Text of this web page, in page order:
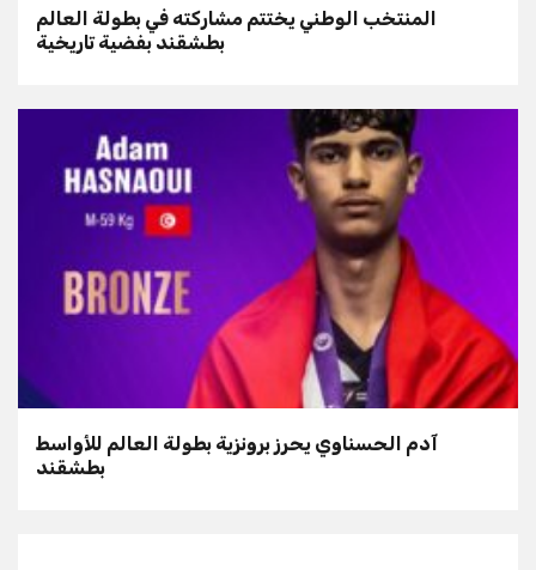
المنتخب الوطني يختتم مشاركته في بطولة العالم
بطشقند بفضية تاريخية
آدم الحسناوي يحرز برونزية بطولة العالم للأواسط
بطشقند